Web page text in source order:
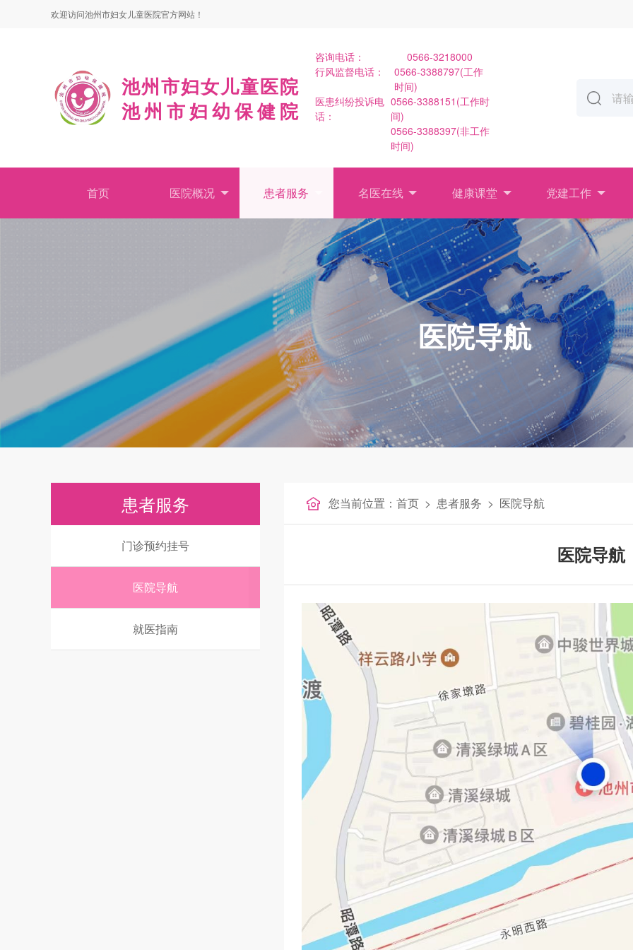
欢迎访问池州市妇女儿童医院官方网站！
池州市妇女儿童医院
池州市妇幼保健院
咨询电话：
0566-3218000
行风监督电话：
0566-3388797(工作
时间)
医患纠纷投诉电
话：
0566-3388151(工作时
间)
0566-3388397(非工作
时间)
首页 医院概况 患者服务 名医在线 健康课堂 党建工作
医院导航
患者服务
门诊预约挂号
医院导航
就医指南
您当前位置： 首页 > 患者服务 > 医院导航
医院导航